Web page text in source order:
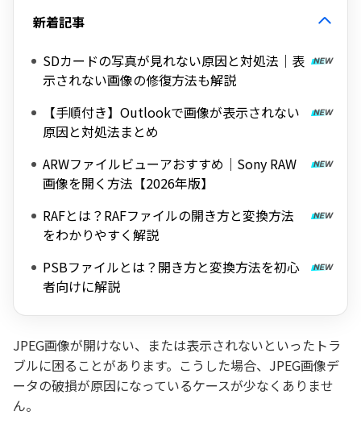
新着記事
SDカードの写真が見れない原因と対処法｜表
示されない画像の修復方法も解説
【手順付き】Outlookで画像が表示されない
原因と対処法まとめ
ARWファイルビューアおすすめ｜Sony RAW
画像を開く方法【2026年版】
RAFとは？RAFファイルの開き方と変換方法
をわかりやすく解説
PSBファイルとは？開き方と変換方法を初心
者向けに解説
JPEG画像が開けない、または表示されないといったトラ
ブルに困ることがあります。こうした場合、JPEG画像デ
ータの破損が原因になっているケースが少なくありませ
ん。